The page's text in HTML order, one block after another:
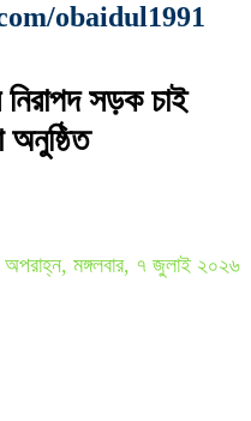
obaidul1991
নিরাপদ সড়ক চাই
মঙ্গলবার, ৭ জুলাই ২০২৬